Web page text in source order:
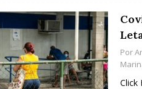
Por
Click